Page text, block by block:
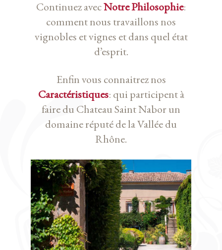
Continuez avecNotre Philosophie:
comment nous travaillons nos
vignobles et vignes et dans quel état
d’esprit.
Enfin vous connaitrez nos
Caractéristiques: qui participent à
faire du Chateau Saint Nabor un
domaine réputé de la Vallée du
Rhône.